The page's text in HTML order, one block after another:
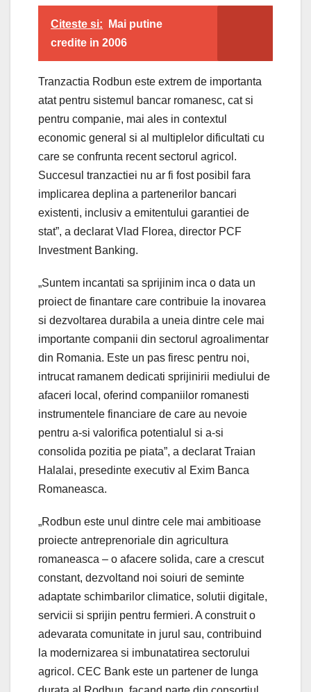
Citeste si:
Mai putine
credite in 2006
Tranzactia Rodbun este extrem de importanta
atat pentru sistemul bancar romanesc, cat si
pentru companie, mai ales in contextul
economic general si al multiplelor dificultati cu
care se confrunta recent sectorul agricol.
Succesul tranzactiei nu ar fi fost posibil fara
implicarea deplina a partenerilor bancari
existenti, inclusiv a emitentului garantiei de
stat”, a declarat Vlad Florea, director PCF
Investment Banking.
„Suntem incantati sa sprijinim inca o data un
proiect de finantare care contribuie la inovarea
si dezvoltarea durabila a uneia dintre cele mai
importante companii din sectorul agroalimentar
din Romania. Este un pas firesc pentru noi,
intrucat ramanem dedicati sprijinirii mediului de
afaceri local, oferind companiilor romanesti
instrumentele financiare de care au nevoie
pentru a-si valorifica potentialul si a-si
consolida pozitia pe piata”, a declarat Traian
Halalai, presedinte executiv al Exim Banca
Romaneasca.
„Rodbun este unul dintre cele mai ambitioase
proiecte antreprenoriale din agricultura
romaneasca – o afacere solida, care a crescut
constant, dezvoltand noi soiuri de seminte
adaptate schimbarilor climatice, solutii digitale,
servicii si sprijin pentru fermieri. A construit o
adevarata comunitate in jurul sau, contribuind
la modernizarea si imbunatatirea sectorului
agricol. CEC Bank este un partener de lunga